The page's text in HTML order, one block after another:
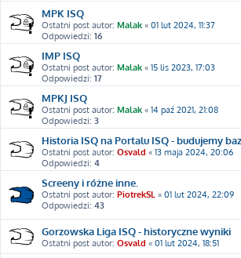
MPK ISQ
Ostatni post autor: Malak « 01 lut 2024, 11:37
Odpowiedzi: 16
IMP ISQ
Ostatni post autor: Malak « 15 lis 2023, 17:03
Odpowiedzi: 17
MPKJ ISQ
Ostatni post autor: Malak « 14 paź 2021, 21:08
Odpowiedzi: 3
Historia ISQ na Portalu ISQ - budujemy
Ostatni post autor: Osvald « 13 maja 2024, 20:06
Odpowiedzi: 4
Screeny i różne inne.
Ostatni post autor: PiotrekSL « 01 lut 2024, 22:09
Odpowiedzi: 43
Gorzowska Liga ISQ - historyczne wyniki
Ostatni post autor: Osvald « 01 lut 2024, 18:51